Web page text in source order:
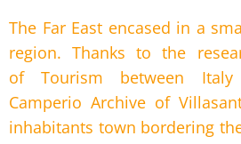
The Far East encased in a
region. Thanks to the
ofTourism between
Camperio Archive of
inhabitants town bordering